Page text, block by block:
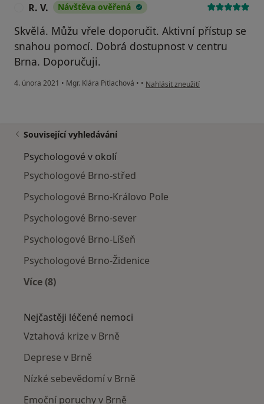
R. V. Návštěva ověřená
Skvělá. Můžu vřele doporučit. Aktivní přístup se
snahou pomocí. Dobrá dostupnost v centru
Brna. Doporučuji.
4. února 2021 • Mgr. Klára Pitlachová • • podle názoru uživatele R. V.
Nahlásit zneužití
Související vyhledávání
Psychologové v okolí
Psychologové Brno-střed
Psychologové Brno-Královo Pole
Psychologové Brno-sever
Psychologové Brno-Líšeň
Psychologové Brno-Židenice
Více (8)
Nejčastěji léčené nemoci
Vztahová krize v Brně
Deprese v Brně
Nízké sebevědomí v Brně
Emoční poruchy v Brně